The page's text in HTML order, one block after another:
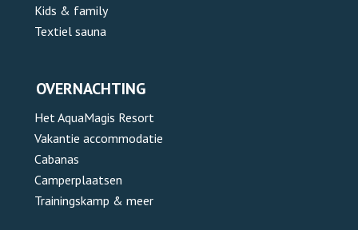
Kids & family
Textiel sauna
OVERNACHTING
Het AquaMagis Resort
Vakantie accommodatie
Cabanas
Camperplaatsen
Trainingskamp & meer